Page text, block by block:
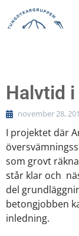
Halvtid
november 28,
I projektet där
som grovt
står klar och
del
betongjobben
inledning.